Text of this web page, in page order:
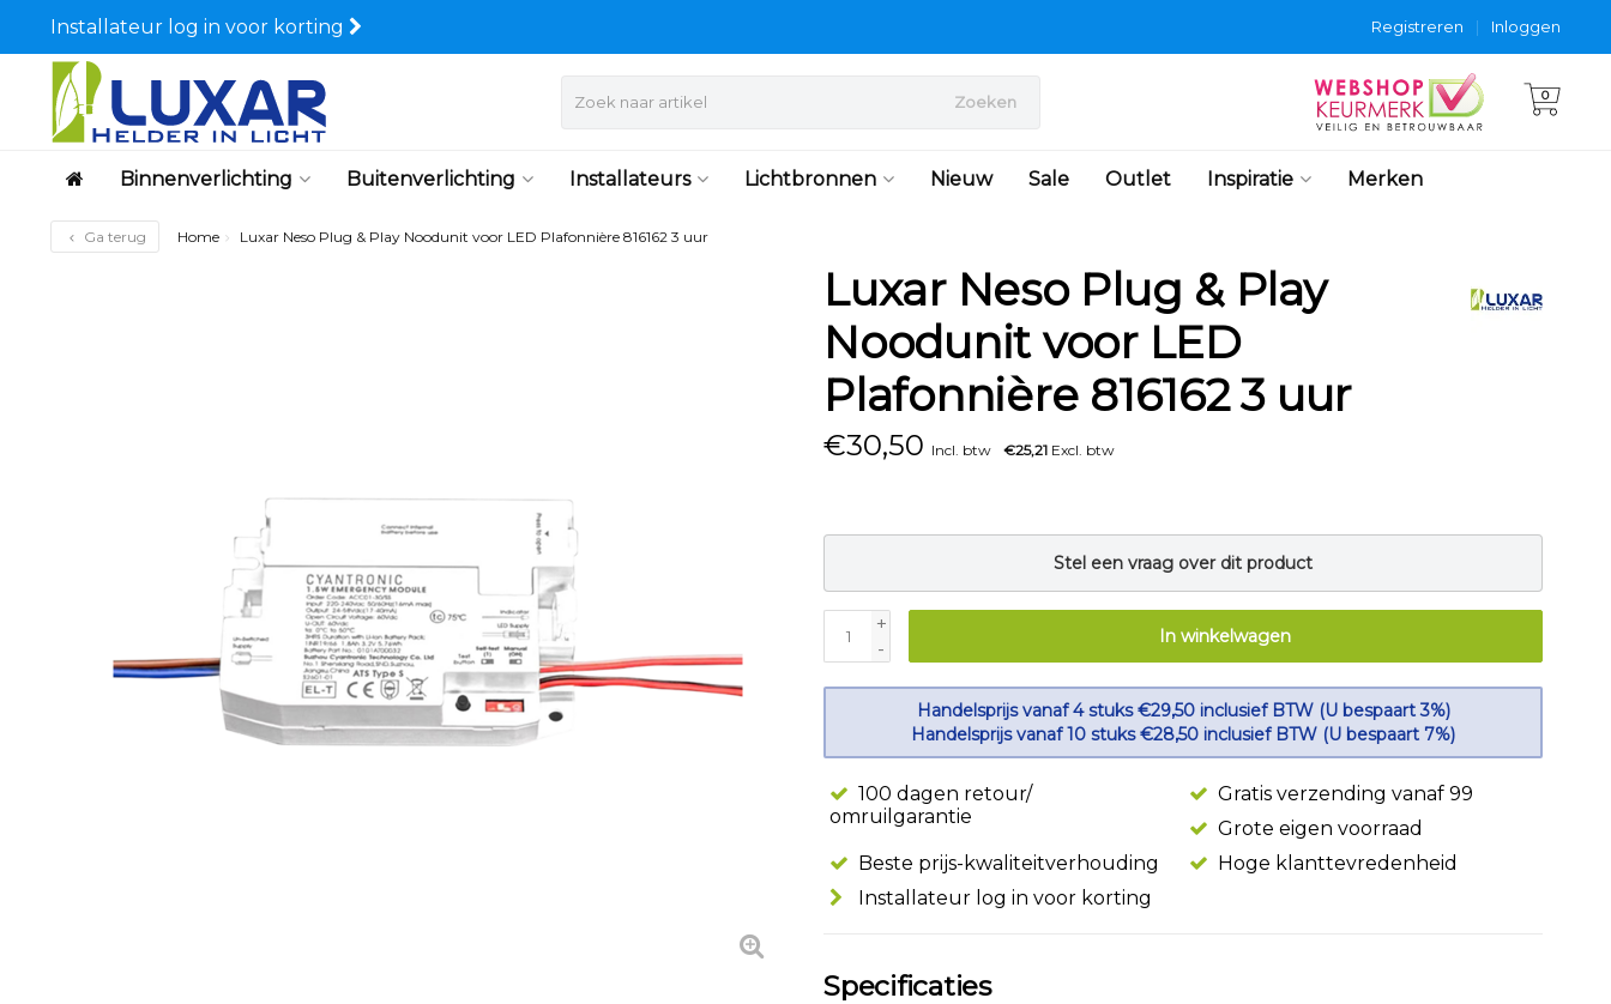
Installateur log in voor korting Inloggen
|
Registreren
Zoeken 0
Binnenverlichting Buitenverlichting Installateurs Lichtbronnen Nieuw Sale Outlet Inspiratie Merken
Ga terug Home Luxar Neso Plug & Play Noodunit voor LED Plafonnière 816162 3 uur
Luxar Neso Plug & Play
Noodunit voor LED
Plafonnière 816162 3 uur
€30,50 Incl. btw €25,21 Excl. btw
Stel een vraag over dit product
+
-
In winkelwagen
Handelsprijs vanaf 4 stuks €29,50 inclusief BTW (U bespaart 3%)
Handelsprijs vanaf 10 stuks €28,50 inclusief BTW (U bespaart 7%)
100 dagen retour/
omruilgarantie
Gratis verzending vanaf 99
Grote eigen voorraad
Beste prijs-kwaliteitverhouding
Hoge klanttevredenheid
Installateur log in voor korting
Specificaties